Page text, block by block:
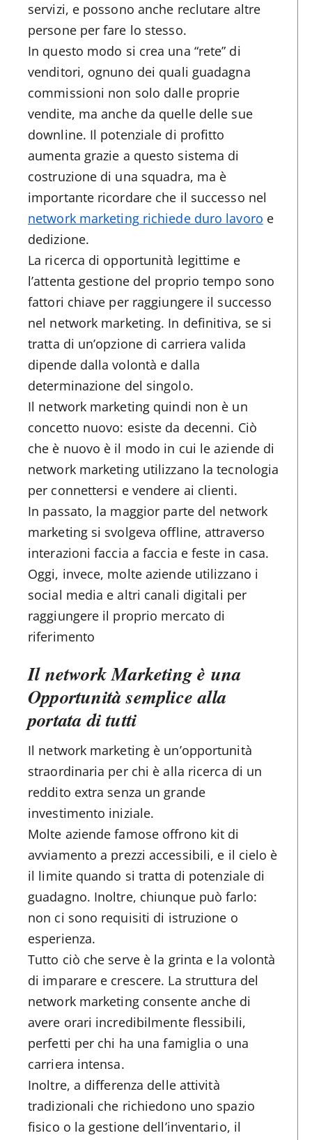
servizi, e possono anche reclutare altre
persone per fare lo stesso.
In questo modo si crea una “rete” di
venditori, ognuno dei quali guadagna
commissioni non solo dalle proprie
vendite, ma anche da quelle delle sue
downline. Il potenziale di profitto
aumenta grazie a questo sistema di
costruzione di una squadra, ma è
importante ricordare che il successo nel
network marketing richiede duro lavoro e
dedizione.
La ricerca di opportunità legittime e
l’attenta gestione del proprio tempo sono
fattori chiave per raggiungere il successo
nel network marketing. In definitiva, se si
tratta di un’opzione di carriera valida
dipende dalla volontà e dalla
determinazione del singolo.
Il network marketing quindi non è un
concetto nuovo: esiste da decenni. Ciò
che è nuovo è il modo in cui le aziende di
network marketing utilizzano la tecnologia
per connettersi e vendere ai clienti.
In passato, la maggior parte del network
marketing si svolgeva offline, attraverso
interazioni faccia a faccia e feste in casa.
Oggi, invece, molte aziende utilizzano i
social media e altri canali digitali per
raggiungere il proprio mercato di
riferimento
Il network Marketing è una
Opportunità semplice alla
portata di tutti
Il network marketing è un’opportunità
straordinaria per chi è alla ricerca di un
reddito extra senza un grande
investimento iniziale.
Molte aziende famose offrono kit di
avviamento a prezzi accessibili, e il cielo è
il limite quando si tratta di potenziale di
guadagno. Inoltre, chiunque può farlo:
non ci sono requisiti di istruzione o
esperienza.
Tutto ciò che serve è la grinta e la volontà
di imparare e crescere. La struttura del
network marketing consente anche di
avere orari incredibilmente flessibili,
perfetti per chi ha una famiglia o una
carriera intensa.
Inoltre, a differenza delle attività
tradizionali che richiedono uno spazio
fisico o la gestione dell’inventario, il